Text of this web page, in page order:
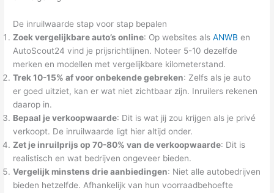
De inruilwaarde stap voor stap bepalen
Zoek vergelijkbare auto’s online: Op websites alsANWB en
AutoScout24 vind je prijsrichtlijnen. Noteer 5-10 dezelfde
merken en modellen met vergelijkbare kilometerstand.
Trek 10-15% af voor onbekende gebreken: Zelfs als je auto
er goed uitziet, kan er wat niet zichtbaar zijn. Inruilers rekenen
daarop in.
Bepaal je verkoopwaarde: Dit is wat jij zou krijgen als je privé
verkoopt. De inruilwaarde ligt hier altijd onder.
Zet je inruilprijs op 70-80% van de verkoopwaarde: Dit is
realistisch en wat bedrijven ongeveer bieden.
Vergelijk minstens drie aanbiedingen: Niet alle autobedrijven
bieden hetzelfde. Afhankelijk van hun voorraadbehoefte